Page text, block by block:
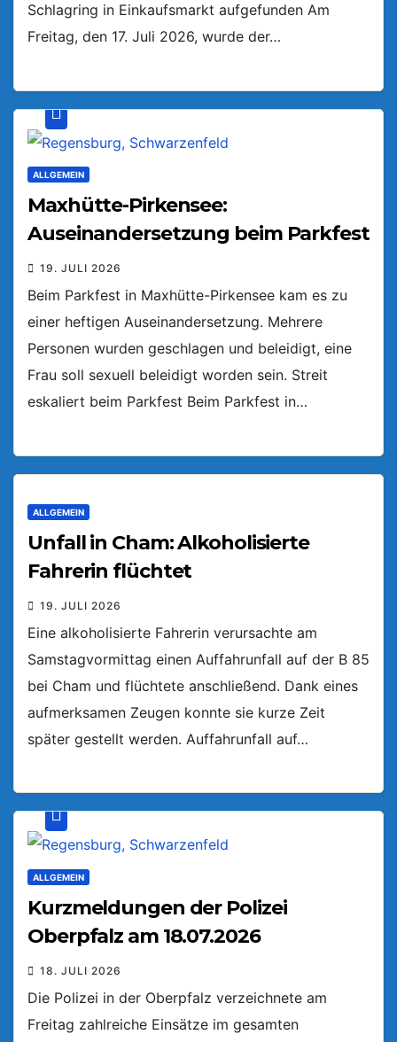
Schlagring in Einkaufsmarkt aufgefunden Am
Freitag, den 17. Juli 2026, wurde der…
ALLGEMEIN
Maxhütte-Pirkensee:
Auseinandersetzung beim Parkfest
19. JULI 2026
Beim Parkfest in Maxhütte-Pirkensee kam es zu
einer heftigen Auseinandersetzung. Mehrere
Personen wurden geschlagen und beleidigt, eine
Frau soll sexuell beleidigt worden sein. Streit
eskaliert beim Parkfest Beim Parkfest in…
ALLGEMEIN
Unfall in Cham: Alkoholisierte
Fahrerin flüchtet
19. JULI 2026
Eine alkoholisierte Fahrerin verursachte am
Samstagvormittag einen Auffahrunfall auf der B 85
bei Cham und flüchtete anschließend. Dank eines
aufmerksamen Zeugen konnte sie kurze Zeit
später gestellt werden. Auffahrunfall auf…
ALLGEMEIN
Kurzmeldungen der Polizei
Oberpfalz am 18.07.2026
18. JULI 2026
Die Polizei in der Oberpfalz verzeichnete am
Freitag zahlreiche Einsätze im gesamten